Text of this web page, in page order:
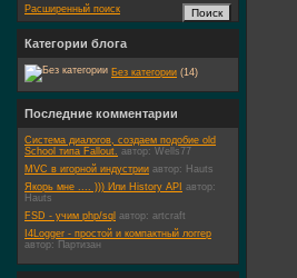
Расширенный поиск
Категории блога
Без категории (14)
Последние комментарии
Система диалогов, создаем подобие old
School типа Fallout. автор: Wells77
MVC в игорной индустрии автор: Hauts
Якорь мне .... ))) Или History API автор:
Hauts
FSD - учим php/sql автор: artcraft
I4Logger - простой и компактный логгер
автор: Партизан